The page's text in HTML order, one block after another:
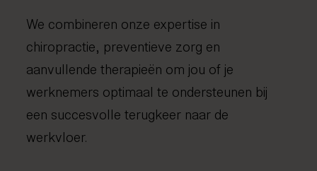
We combineren onze expertise in
chiropractie, preventieve zorg en
aanvullende therapieën om jou of je
werknemers optimaal te ondersteunen bij
een succesvolle terugkeer naar de
werkvloer.